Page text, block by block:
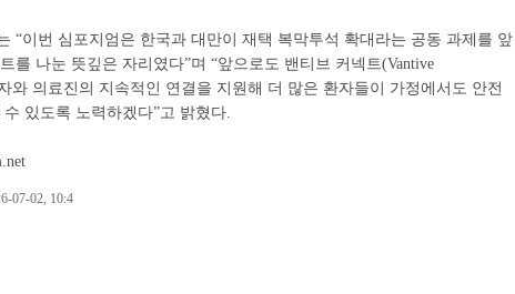
“이번 심포지엄은 한국과 대만이 재택 복막투석 확대라는 공동 과제를 앞
를 나눈 뜻깊은 자리였다”며 “앞으로도 밴티브 커넥트(Vantive
와 의료진의 지속적인 연결을 지원해 더 많은 환자들이 가정에서도 안전
있도록 노력하겠다”고 밝혔다.
07-02, 10:4